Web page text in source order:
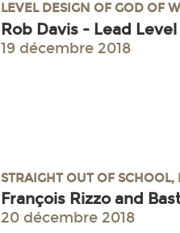
LEVEL DESIGN OF GOD OF
Rob Davis - Lead
19 décembre 2018
STRAIGHT OUT OF
François Rizzo and
20 décembre 2018